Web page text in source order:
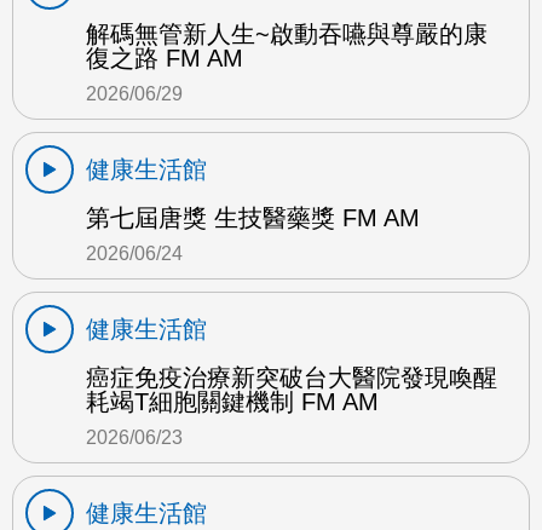
解碼無管新人生~啟動吞嚥與尊嚴的康
復之路 FM AM
2026/06/29
健康生活館
第七屆唐獎 生技醫藥獎 FM AM
2026/06/24
健康生活館
癌症免疫治療新突破台大醫院發現喚醒
耗竭T細胞關鍵機制 FM AM
2026/06/23
健康生活館